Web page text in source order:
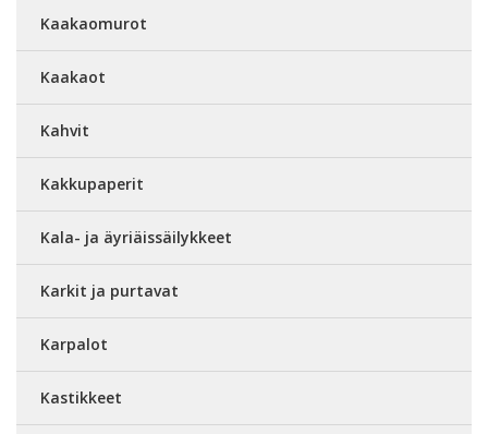
Kaakaomurot
Kaakaot
Kahvit
Kakkupaperit
Kala- ja äyriäissäilykkeet
Karkit ja purtavat
Karpalot
Kastikkeet